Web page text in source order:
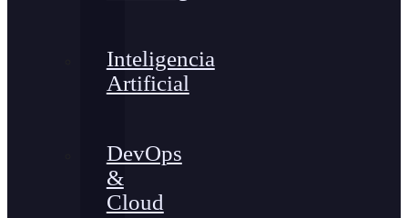
Inteligencia
Artificial
DevOps
&
Cloud